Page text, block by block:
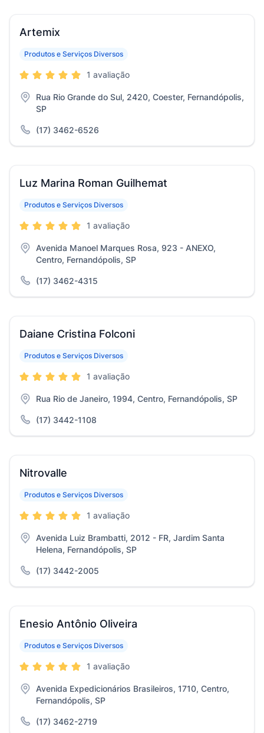
Artemix
Produtos e Serviços Diversos
1 avaliação
Rua Rio Grande do Sul, 2420, Coester, Fernandópolis,
SP
(17) 3462-6526
Luz Marina Roman Guilhemat
Produtos e Serviços Diversos
1 avaliação
Avenida Manoel Marques Rosa, 923 - ANEXO,
Centro, Fernandópolis, SP
(17) 3462-4315
Daiane Cristina Folconi
Produtos e Serviços Diversos
1 avaliação
Rua Rio de Janeiro, 1994, Centro, Fernandópolis, SP
(17) 3442-1108
Nitrovalle
Produtos e Serviços Diversos
1 avaliação
Avenida Luiz Brambatti, 2012 - FR, Jardim Santa
Helena, Fernandópolis, SP
(17) 3442-2005
Enesio Antônio Oliveira
Produtos e Serviços Diversos
1 avaliação
Avenida Expedicionários Brasileiros, 1710, Centro,
Fernandópolis, SP
(17) 3462-2719